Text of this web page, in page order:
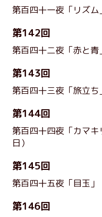
第百四十一夜「リズム
第142回
第百四十二夜「赤と青
第143回
第百四十三夜「旅立ち
第144回
第百四十四夜「カマキ
日）
第145回
第百四十五夜「目玉」
第146回